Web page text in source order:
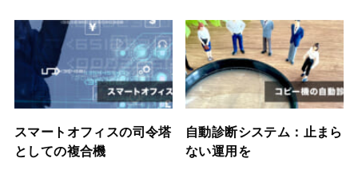
スマートオフィスの司令塔
としての複合機
自動診断システム：止まら
ない運用を